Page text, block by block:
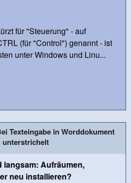
für "Steuerung" - auf
(für "Control") genannt - ist
unter Windows und Linu...
Texteingabe in Worddokument
unterstrichelt
langsam: Aufräumen,
neu installieren?